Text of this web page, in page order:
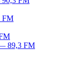
FM
89,3 FM